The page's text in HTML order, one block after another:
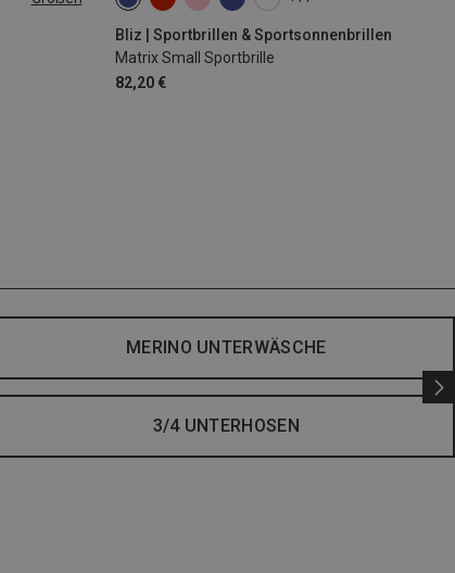
Bliz | Sportbrillen & Sportsonnenbrillen
Matrix Small Sportbrille
82,20 €
MERINO UNTERWÄSCHE
3/4 UNTERHOSEN